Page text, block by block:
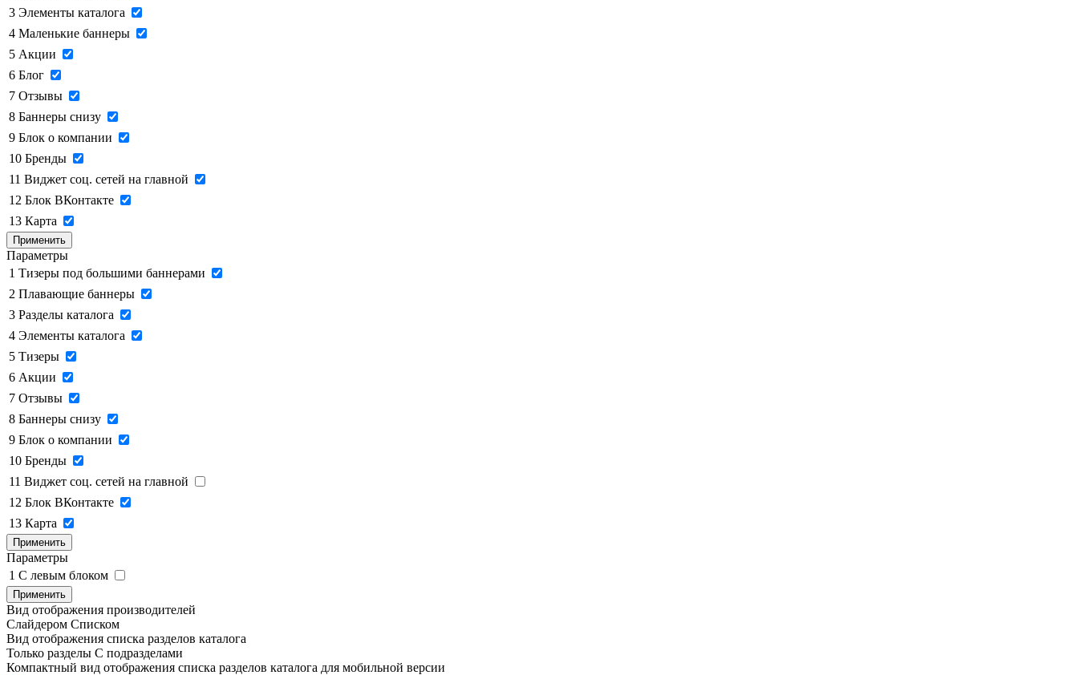
3 Элементы каталога
4 Маленькие баннеры
5 Акции
6 Блог
7 Отзывы
8 Баннеры снизу
9 Блок о компании
10 Бренды
11 Виджет соц. сетей на главной
12 Блок ВКонтакте
13 Карта
Применить
Параметры
1 Тизеры под большими баннерами
2 Плавающие баннеры
3 Разделы каталога
4 Элементы каталога
5 Тизеры
6 Акции
7 Отзывы
8 Баннеры снизу
9 Блок о компании
10 Бренды
11 Виджет соц. сетей на главной
12 Блок ВКонтакте
13 Карта
Применить
Параметры
1 C левым блоком
Применить
Вид отображения производителей
Слайдером Списком
Вид отображения списка разделов каталога
Только разделы С подразделами
Компактный вид отображения списка разделов каталога для мобильной версии